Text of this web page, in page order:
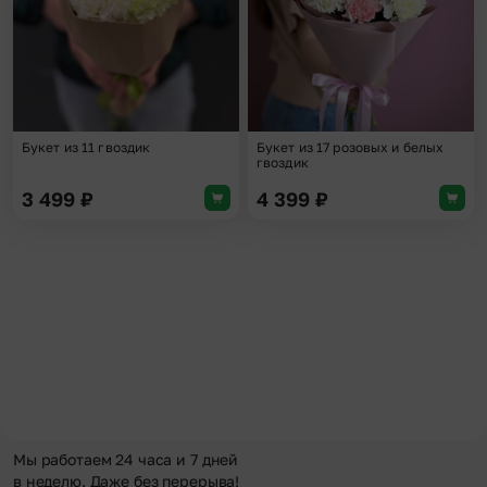
Букет из 11 гвоздик
3 499 ₽
Букет из 17 розовых и белых
гвоздик
4 399 ₽
Мы работаем 24 часа и 7 дней
в неделю. Даже без перерыва!